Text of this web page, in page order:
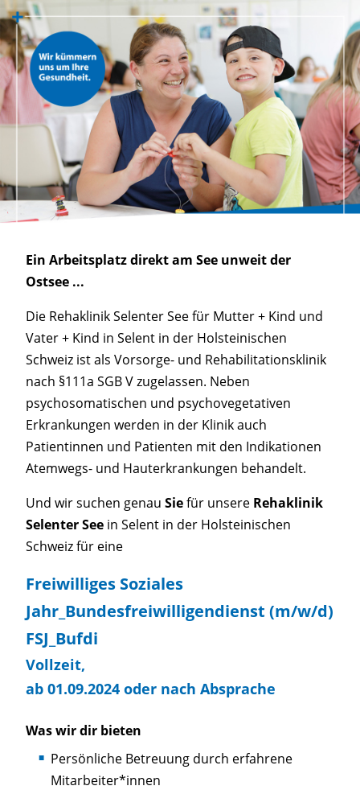
Ein Arbeitsplatz direkt am See unweit der
Ostsee ...
Die Rehaklinik Selenter See für Mutter + Kind und
Vater + Kind in Selent in der Holsteinischen
Schweiz ist als Vorsorge- und Rehabilitationsklinik
nach §111a SGB V zugelassen. Neben
psychosomatischen und psychovegetativen
Erkrankungen werden in der Klinik auch
Patientinnen und Patienten mit den Indikationen
Atemwegs- und Hauterkrankungen behandelt.
Und wir suchen genau Siefür unsere Rehaklinik
Selenter See in Selent in der Holsteinischen
Schweiz für eine
Freiwilliges Soziales
Jahr_Bundesfreiwilligendienst (m/w/d)
FSJ_Bufdi
Vollzeit,
ab 01.09.2024 oder nach Absprache
Was wir dir bieten
Persönliche Betreuung durch erfahrene
Mitarbeiter*innen